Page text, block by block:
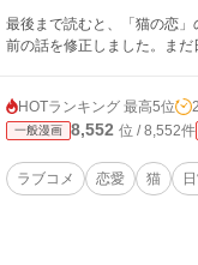
最後まで読むと、「猫の恋」
前の話を修正しました。ま
HOTランキング 最高5位
一般漫画 8,552 位 / 8,552件
ラブコメ 恋愛 猫